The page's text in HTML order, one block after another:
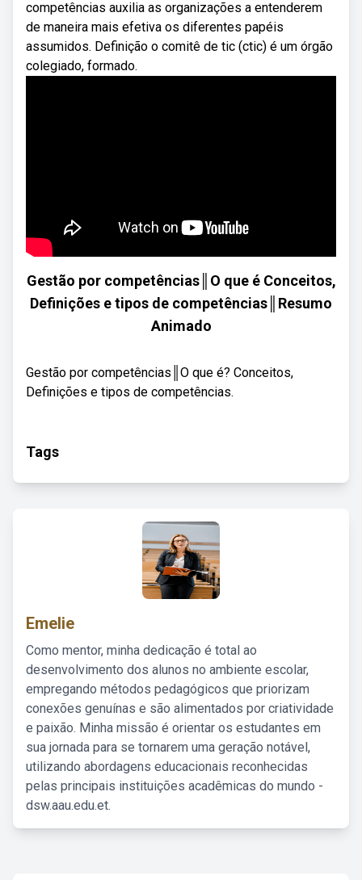
competências auxilia as organizações a entenderem
de maneira mais efetiva os diferentes papéis
assumidos. Definição o comitê de tic (ctic) é um órgão
colegiado, formado.
Gestão por competências║O que é Conceitos,
Definições e tipos de competências║Resumo
Animado
Gestão por competências║O que é? Conceitos,
Definições e tipos de competências.
Tags
Emelie
Como mentor, minha dedicação é total ao
desenvolvimento dos alunos no ambiente escolar,
empregando métodos pedagógicos que priorizam
conexões genuínas e são alimentados por criatividade
e paixão. Minha missão é orientar os estudantes em
sua jornada para se tornarem uma geração notável,
utilizando abordagens educacionais reconhecidas
pelas principais instituições acadêmicas do mundo -
dsw.aau.edu.et.